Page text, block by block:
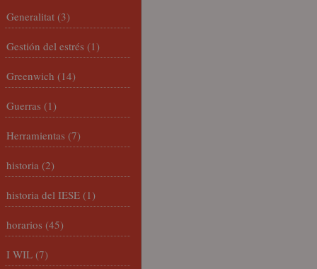
Generalitat (3)
Gestión del estrés (1)
Greenwich (14)
Guerras (1)
Herramientas (7)
historia (2)
historia del IESE (1)
horarios (45)
I WIL (7)